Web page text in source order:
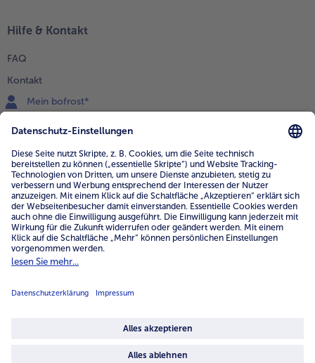
Hilfe & Kontakt
FAQ
Kontakt
Mein bofrost*
0800 - 000 19 18
Mo.-Fr.: 7-21 Uhr Sa: 8-16 Uhr
Service
Unternehmen
Über uns